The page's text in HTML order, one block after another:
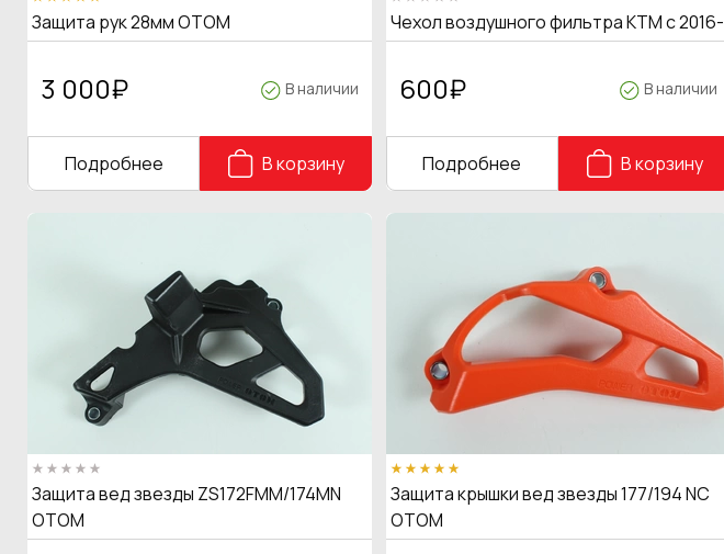
Защита рук 28мм OTOM
3 000₽ В наличии
Подробнее В корзину
Чехол воздушного фильтра KTM с 2016-
600₽ В наличии
Подробнее В корзину
Защита вед звезды ZS172FMM/174MN
OTOM
Защита крышки вед звезды 177/194 NC
OTOM